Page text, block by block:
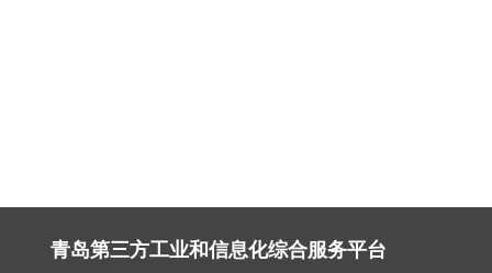
青岛第三方工业和信息化综合服务平台